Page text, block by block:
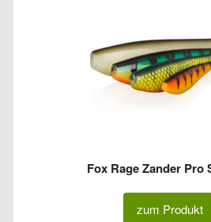
Fox Rage Zander Pro
zum Produkt